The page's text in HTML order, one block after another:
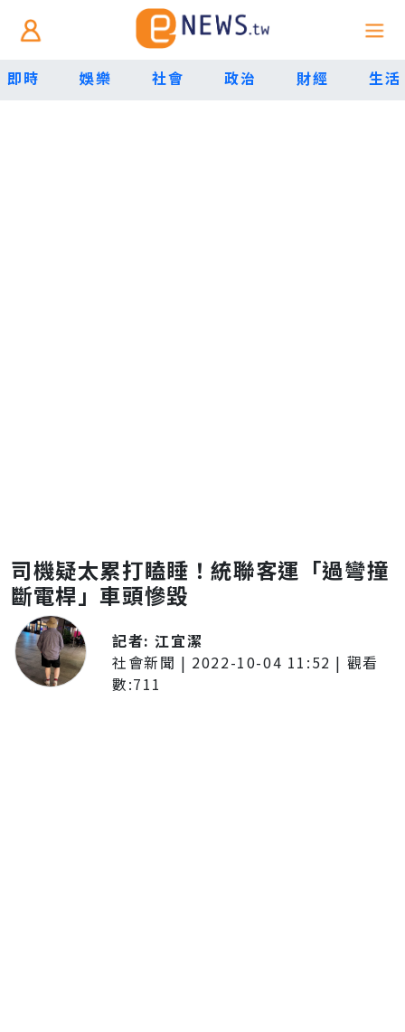
即時 娛樂 社會 政治 財經 生活
司機疑太累打瞌睡！統聯客運「過彎撞
斷電桿」車頭慘毀
記者:江宜潔
社會新聞 | 2022-10-04 11:52 | 觀看
數:711